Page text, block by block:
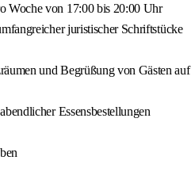
Woche von 17:00 bis 20:00 Uhr
juristischer Schriftstücke
und Begrüßung von Gästen auf
Essensbestellungen